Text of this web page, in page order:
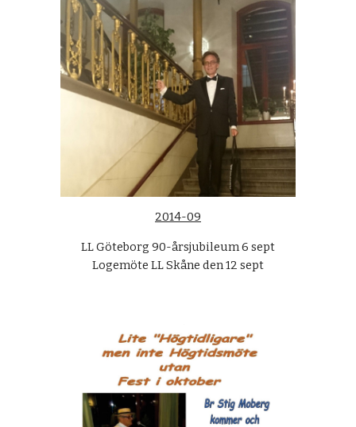
2014-09
LL Göteborg 90-årsjubileum 6 sept
Logemöte LL Skåne den 12 sept